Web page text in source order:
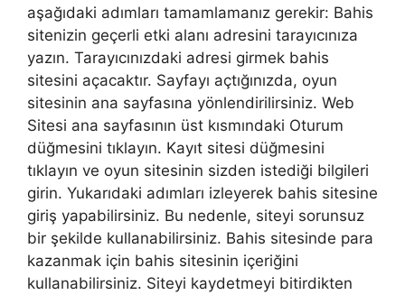
aşağıdaki adımları tamamlamanız gerekir: Bahis
sitenizin geçerli etki alanı adresini tarayıcınıza
yazın. Tarayıcınızdaki adresi girmek bahis
sitesini açacaktır. Sayfayı açtığınızda, oyun
sitesinin ana sayfasına yönlendirilirsiniz. Web
Sitesi ana sayfasının üst kısmındaki Oturum
düğmesini tıklayın. Kayıt sitesi düğmesini
tıklayın ve oyun sitesinin sizden istediği bilgileri
girin. Yukarıdaki adımları izleyerek bahis sitesine
giriş yapabilirsiniz. Bu nedenle, siteyi sorunsuz
bir şekilde kullanabilirsiniz. Bahis sitesinde para
kazanmak için bahis sitesinin içeriğini
kullanabilirsiniz. Siteyi kaydetmeyi bitirdikten